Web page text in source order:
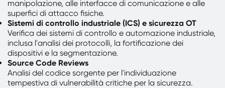
manipolazione, alle interfacce di comunicazione e alle
superfici di attacco fisiche.
Sistemi di controllo industriale (ICS) e sicurezza OT
Verifica dei sistemi di controllo e automazione industriale,
inclusa l'analisi dei protocolli, la fortificazione dei
dispositivi e la segmentazione.
Source Code Reviews
Analisi del codice sorgente per l'individuazione
tempestiva di vulnerabilità critiche per la sicurezza.